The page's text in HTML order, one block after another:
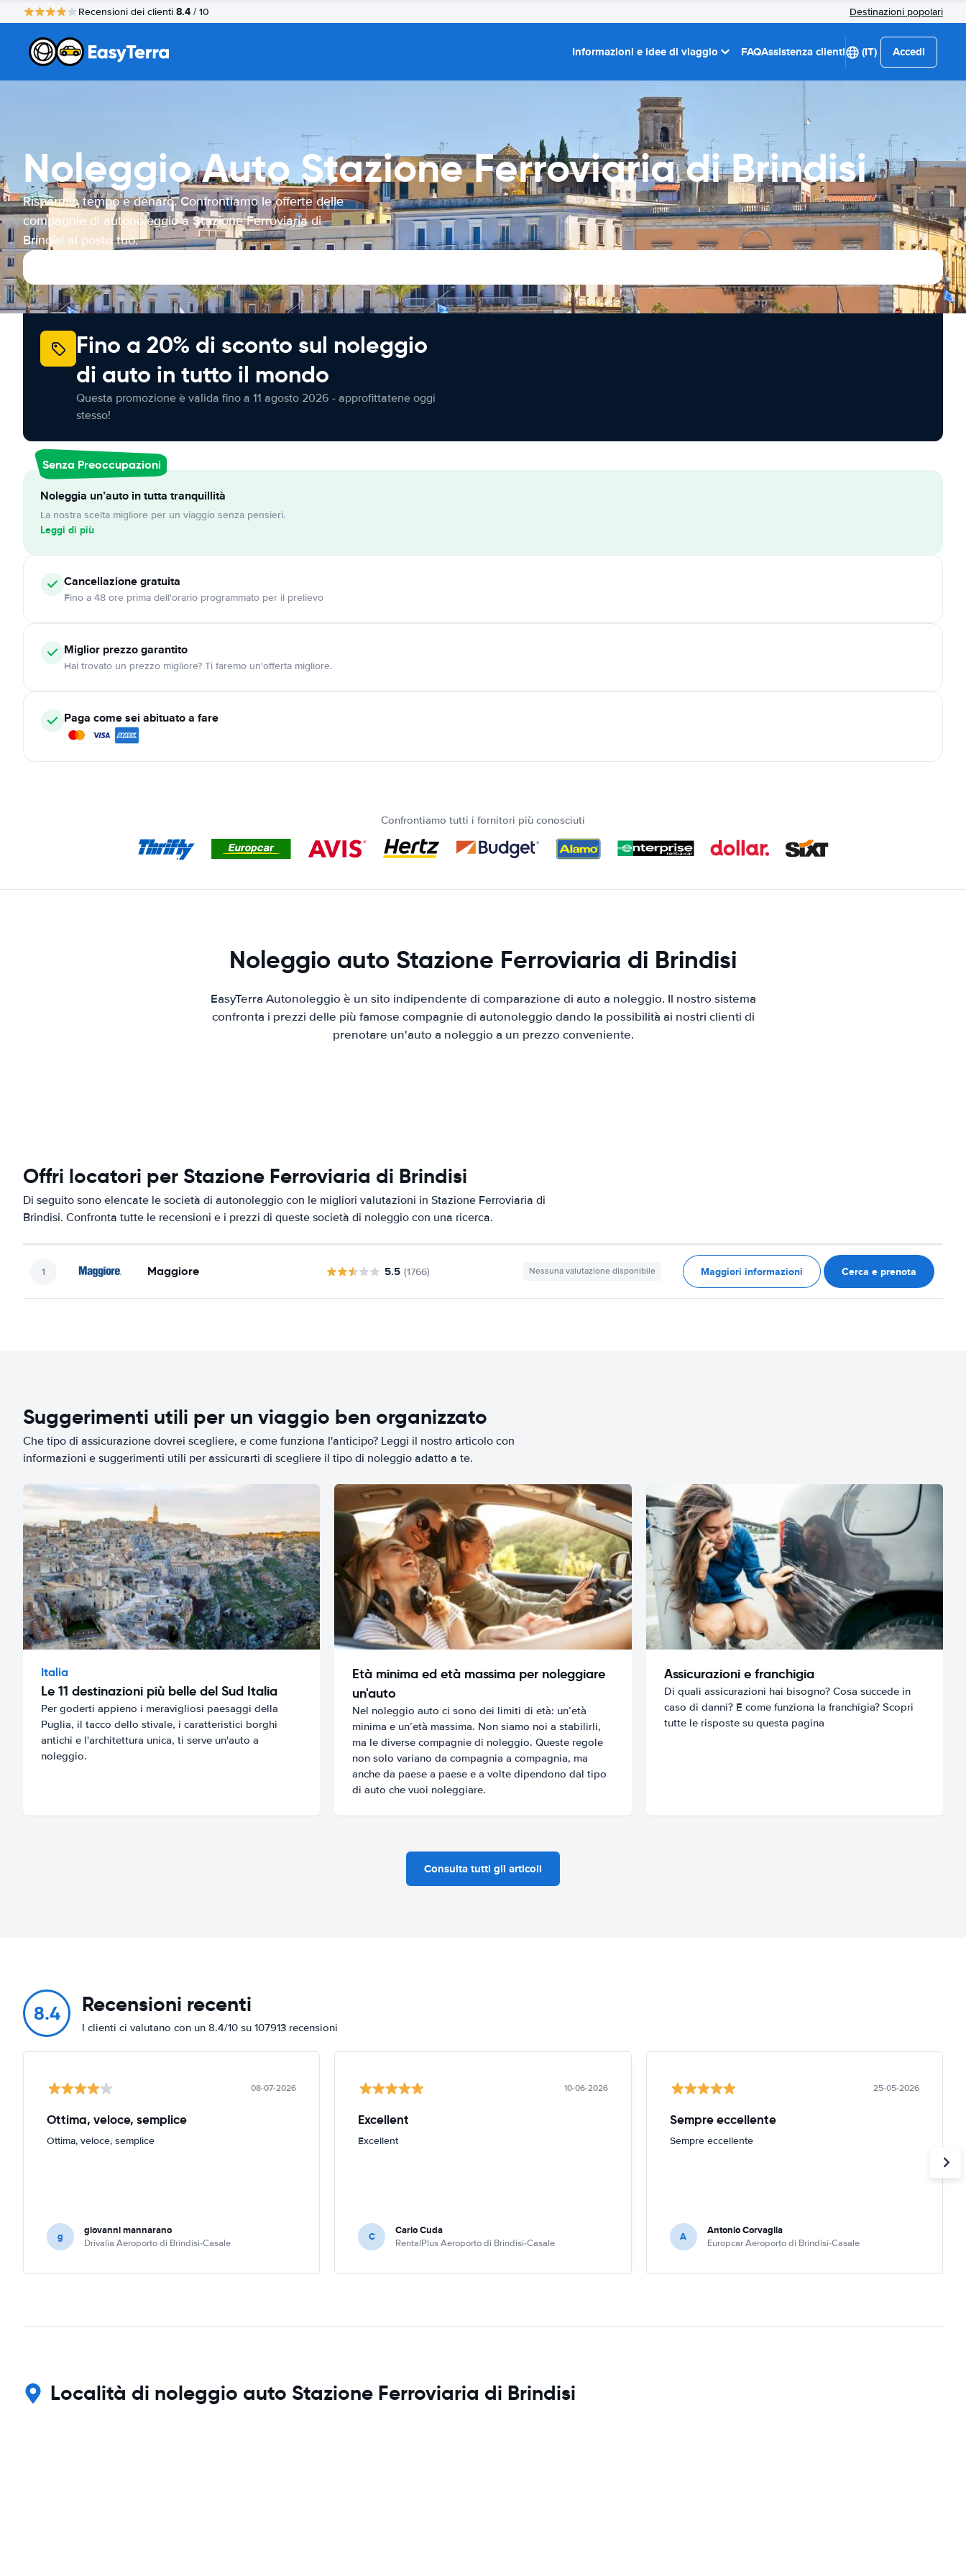
Recensioni dei clienti 8.4 / 10 Destinazioni popolari
Informazioni e idee di viaggio FAQAssistenza clienti (IT) Accedi
Noleggio Auto Stazione Ferroviaria di Brindisi
Risparmia tempo e denaro. Confrontiamo le offerte delle
compagnie di autonoleggio a Stazione Ferroviaria di
Brindisi al posto tuo.
Fino a 20% di sconto sul noleggio
di auto in tutto il mondo
Questa promozione è valida fino a 11 agosto 2026 - approfittatene oggi
stesso!
Senza Preoccupazioni
Noleggia un’auto in tutta tranquillità
La nostra scelta migliore per un viaggio senza pensieri.
Leggi di più
Cancellazionegratuita
Fino a 48 ore prima dell'orario programmato per il prelievo
Miglior prezzo garantito
Hai trovato un prezzo migliore? Ti faremo un'offerta migliore.
Paga come sei abituato a fare
Confrontiamo tutti i fornitori più conosciuti
Noleggio auto Stazione Ferroviaria di Brindisi
EasyTerra Autonoleggio è un sito indipendente di comparazione di auto a noleggio. Il nostro sistema
confronta i prezzi delle più famose compagnie di autonoleggio dando la possibilità ai nostri clienti di
prenotare un'auto a noleggio a un prezzo conveniente.
Offri locatori per Stazione Ferroviaria di Brindisi
Di seguito sono elencate le società di autonoleggio con le migliori valutazioni in Stazione Ferroviaria di
Brindisi. Confronta tutte le recensioni e i prezzi di queste società di noleggio con una ricerca.
Maggiore 5.5 (1766) Nessuna valutazione disponibile Maggiori informazioni Cerca e prenota
Suggerimenti utili per un viaggio ben organizzato
Che tipo di assicurazione dovrei scegliere, e come funziona l'anticipo? Leggi il nostro articolo con
informazioni e suggerimenti utili per assicurarti di scegliere il tipo di noleggio adatto a te.
Italia
Le 11 destinazioni più belle del Sud Italia
Per goderti appieno i meravigliosi paesaggi della
Puglia, il tacco dello stivale, i caratteristici borghi
antichi e l'architettura unica, ti serve un'auto a
noleggio.
Età minima ed età massima per noleggiare
un'auto
Nel noleggio auto ci sono dei limiti di età: un’età
minima e un’età massima. Non siamo noi a stabilirli,
ma le diverse compagnie di noleggio. Queste regole
non solo variano da compagnia a compagnia, ma
anche da paese a paese e a volte dipendono dal tipo
di auto che vuoi noleggiare.
Assicurazioni e franchigia
Di quali assicurazioni hai bisogno? Cosa succede in
caso di danni? E come funziona la franchigia? Scopri
tutte le risposte su questa pagina
Consulta tutti gli articoli
8.4 Recensioni recenti
I clienti ci valutano con un 8.4/10 su 107913 recensioni
08-07-2026
Ottima, veloce, semplice
Ottima, veloce, semplice
g giovanni mannarano
Drivalia Aeroporto di Brindisi-Casale
10-06-2026
Excellent
Excellent
C Carlo Cuda
RentalPlus Aeroporto di Brindisi-Casale
25-05-2026
Sempre eccellente
Sempre eccellente
A Antonio Corvaglia
Europcar Aeroporto di Brindisi-Casale
Località di noleggio auto Stazione Ferroviaria di Brindisi